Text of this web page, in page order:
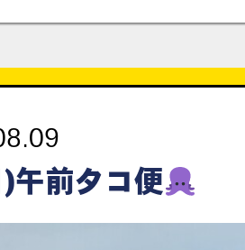
午前タコ便